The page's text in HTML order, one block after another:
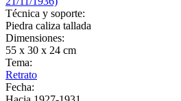
Técnica y soporte:
Piedra caliza tallada
Dimensiones:
55 x 30 x 24 cm
Tema:
Retrato
Fecha: